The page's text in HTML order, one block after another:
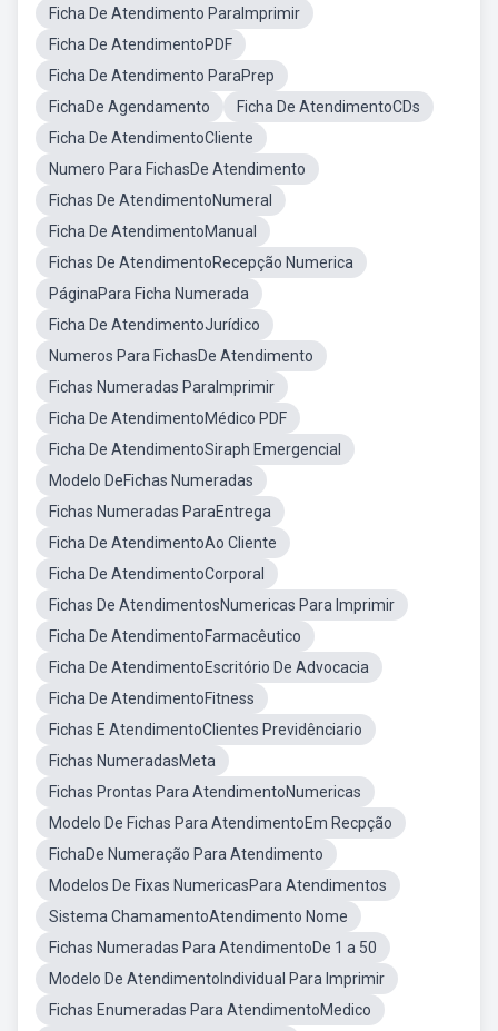
Ficha De Atendimento ParaImprimir
Ficha De AtendimentoPDF
Ficha De Atendimento ParaPrep
FichaDe Agendamento
Ficha De AtendimentoCDs
Ficha De AtendimentoCliente
Numero Para FichasDe Atendimento
Fichas De AtendimentoNumeral
Ficha De AtendimentoManual
Fichas De AtendimentoRecepção Numerica
PáginaPara Ficha Numerada
Ficha De AtendimentoJurídico
Numeros Para FichasDe Atendimento
Fichas Numeradas ParaImprimir
Ficha De AtendimentoMédico PDF
Ficha De AtendimentoSiraph Emergencial
Modelo DeFichas Numeradas
Fichas Numeradas ParaEntrega
Ficha De AtendimentoAo Cliente
Ficha De AtendimentoCorporal
Fichas De AtendimentosNumericas Para Imprimir
Ficha De AtendimentoFarmacêutico
Ficha De AtendimentoEscritório De Advocacia
Ficha De AtendimentoFitness
Fichas E AtendimentoClientes Previdênciario
Fichas NumeradasMeta
Fichas Prontas Para AtendimentoNumericas
Modelo De Fichas Para AtendimentoEm Recpção
FichaDe Numeração Para Atendimento
Modelos De Fixas NumericasPara Atendimentos
Sistema ChamamentoAtendimento Nome
Fichas Numeradas Para AtendimentoDe 1 a 50
Modelo De AtendimentoIndividual Para Imprimir
Fichas Enumeradas Para AtendimentoMedico